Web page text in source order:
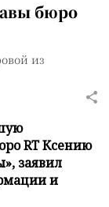
бюро
из
RT Ксению
заявил
и